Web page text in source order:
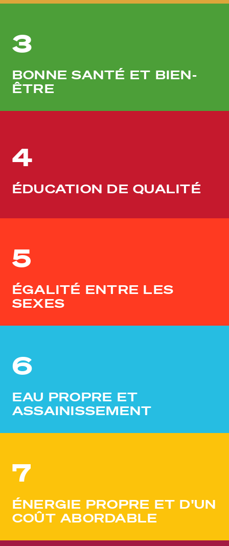
3
BONNE SANTÉ ET BIEN-
ÊTRE
4
ÉDUCATION DE QUALITÉ
5
ÉGALITÉ ENTRE LES
SEXES
6
EAU PROPRE ET
ASSAINISSEMENT
7
ÉNERGIE PROPRE ET D'UN
COÛT ABORDABLE